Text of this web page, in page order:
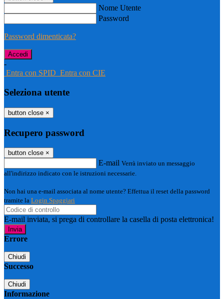
Nome Utente
Password
Password dimenticata?
-
Entra con SPID Entra con CIE
Seleziona utente
button close ×
Recupero password
button close ×
E-mail Verrà inviato un messaggio
all'indirizzo indicato con le istruzioni necessarie.
Non hai una e-mail associata al nome utente? Effettua il reset della password
tramite la Login Spaggiari
E-mail inviata, si prega di controllare la casella di posta elettronica!
Errore
Chiudi
Successo
Chiudi
Informazione